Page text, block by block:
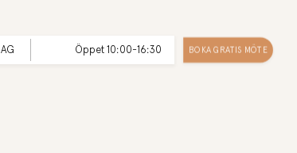
Öppet 10:00-16:30 BOKA GRATIS MÖTE